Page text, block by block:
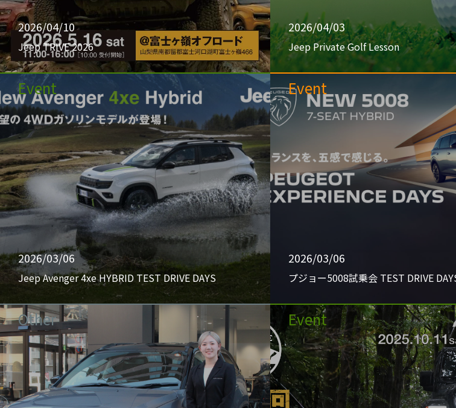
2026/04/10
Jeep TRIVE 2026
2026/04/03
Jeep Private Golf Lesson
Event
2026/03/06
Jeep Avenger 4xe HYBRID TEST DRIVE DAYS
Event
2026/03/06
プジョー5008試乗会 TEST DRIVE
Other Event